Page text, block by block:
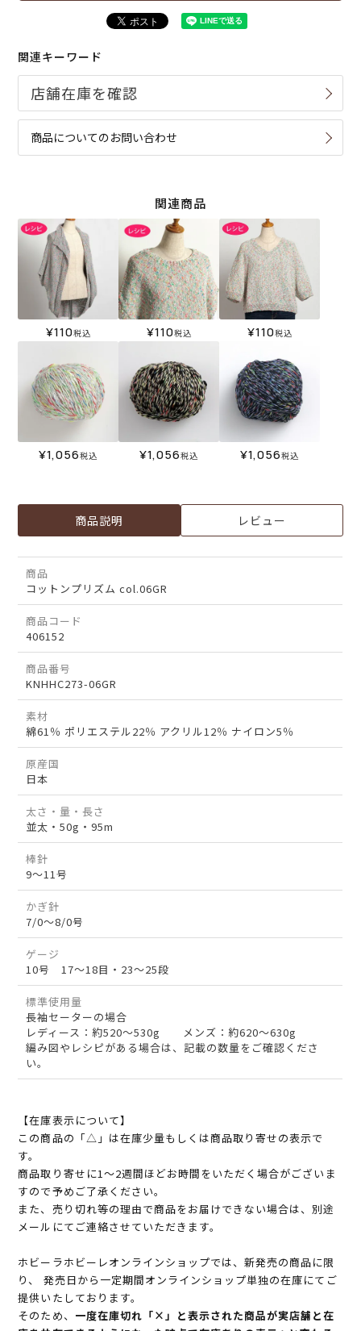
関連キーワード
商品についてのお問い合わせ
関連商品
¥110税込 ¥110税込 ¥110税込
¥1,056税込 ¥1,056税込 ¥1,056税込
商品説明 レビュー
商品
コットンプリズム col.06GR
商品コード
406152
商品番号
KNHHC273-06GR
素材
綿61％ ポリエステル22％ アクリル12％ ナイロン5％
原産国
日本
太さ・量・長さ
並太・50g・95m
棒針
9～11号
かぎ針
7/0～8/0号
ゲージ
10号 17～18目・23～25段
標準使用量
長袖セーターの場合
レディース：約520～530g メンズ：約620～630g
編み図やレシピがある場合は、記載の数量をご確認くださ
い。
【在庫表示について】
この商品の「△」は在庫少量もしくは商品取り寄せの表示で
す。
商品取り寄せに1～2週間ほどお時間をいただく場合がございま
すので予めご了承ください。
また、売り切れ等の理由で商品をお届けできない場合は、別途
メールにてご連絡させていただきます。
ホビーラホビーレオンラインショップでは、新発売の商品に限
り、 発売日から一定期間オンラインショップ単独の在庫にてご
提供いたしております。
そのため、 一度在庫切れ「×」と表示された商品が実店舗と在